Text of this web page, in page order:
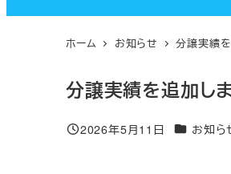
ホーム お知らせ 分譲実績
分譲実績を追加し
投稿日
2026年5月11日 カテゴリー
お知ら